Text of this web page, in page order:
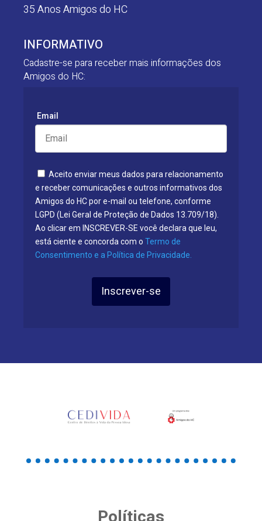
35 Anos Amigos do HC
INFORMATIVO
Cadastre-se para receber mais informações dos
Amigos do HC:
Email
Aceito enviar meus dados para relacionamento
e receber comunicações e outros informativos dos
Amigos do HC por e-mail ou telefone, conforme
LGPD (Lei Geral de Proteção de Dados 13.709/18).
Ao clicar em INSCREVER-SE você declara que leu,
está ciente e concorda com o Termo de
Consentimento e a Política de Privacidade.
Inscrever-se